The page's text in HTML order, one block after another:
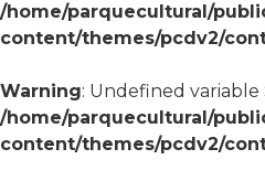
/home/parquecultural/
content/themes/pcdv2/
Warning: Undefined variable
/home/parquecultural/
content/themes/pcdv2/